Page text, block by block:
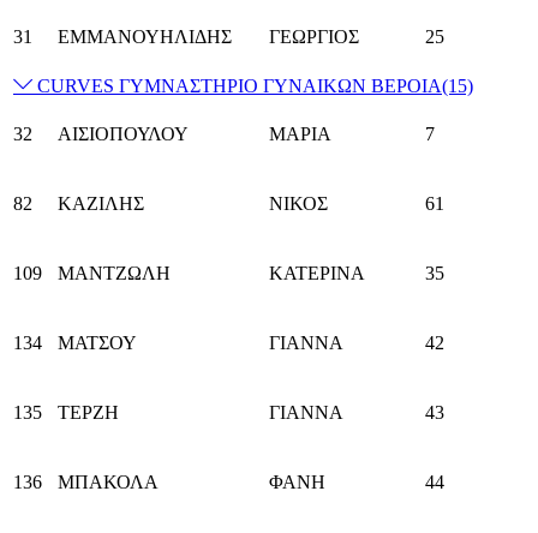
31 ΕΜΜΑΝΟΥΗΛΙΔΗΣ ΓΕΩΡΓΙΟΣ 25
CURVES ΓΥΜΝΑΣΤΗΡΙΟ ΓΥΝΑΙΚΩΝ ΒΕΡΟΙΑ(15)
32 ΑΙΣΙΟΠΟΥΛΟΥ ΜΑΡΙΑ 7
82 ΚΑΖΙΛΗΣ ΝΙΚΟΣ 61
109 ΜΑΝΤΖΩΛΗ ΚΑΤΕΡΙΝΑ 35
134 ΜΑΤΣΟΥ ΓΙΑΝΝΑ 42
135 ΤΕΡΖΗ ΓΙΑΝΝΑ 43
136 ΜΠΑΚΟΛΑ ΦΑΝΗ 44